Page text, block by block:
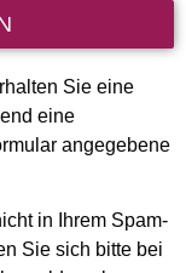
Sie eine
eine
angegebene
in Ihrem Spam-
Sie sich bitte bei